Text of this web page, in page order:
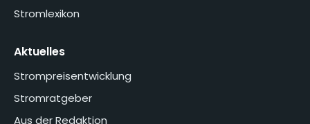
Stromlexikon
Aktuelles
Strompreisentwicklung
Stromratgeber
Aus der Redaktion